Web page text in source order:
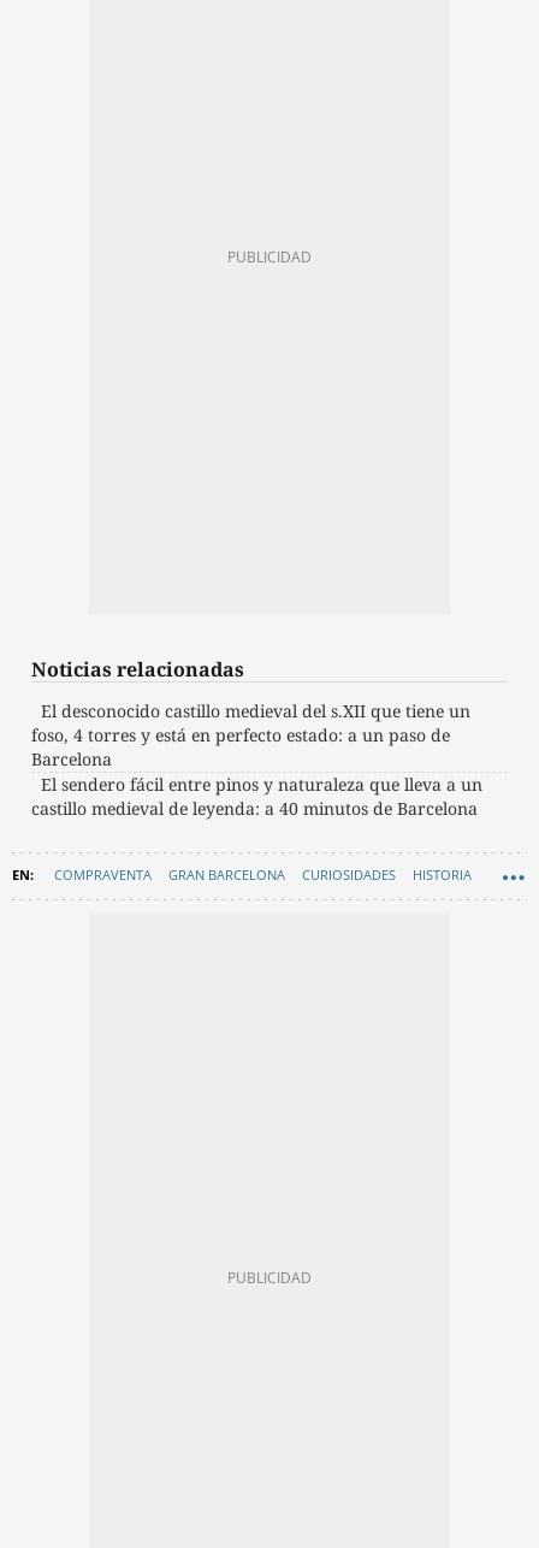
Noticias relacionadas
El desconocido castillo medieval del s.XII que tiene un
foso, 4 torres y está en perfecto estado: a un paso de
Barcelona
El sendero fácil entre pinos y naturaleza que lleva a un
castillo medieval de leyenda: a 40 minutos de Barcelona
COMPRAVENTA GRAN BARCELONA CURIOSIDADES HISTORIA